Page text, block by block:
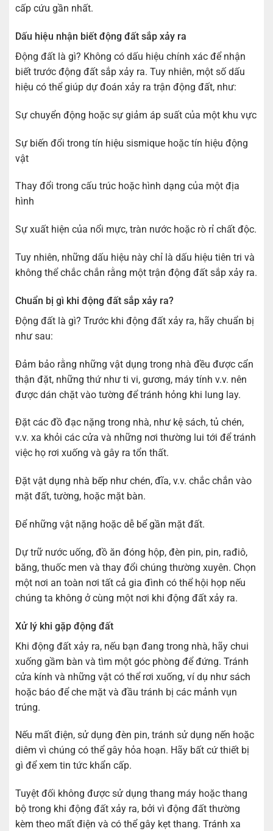
cấp cứu gần nhất.
Dấu hiệu nhận biết động đất sắp xảy ra
Động đất là gì? Không có dấu hiệu chính xác để nhận
biết trước động đất sắp xảy ra. Tuy nhiên, một số dấu
hiệu có thể giúp dự đoán xảy ra trận động đất, như:
Sự chuyển động hoặc sự giảm áp suất của một khu vực
Sự biến đổi trong tín hiệu sismique hoặc tín hiệu động
vật
Thay đổi trong cấu trúc hoặc hình dạng của một địa
hình
Sự xuất hiện của nổi mực, tràn nước hoặc rò rỉ chất độc.
Tuy nhiên, những dấu hiệu này chỉ là dấu hiệu tiên tri và
không thể chắc chắn rằng một trận động đất sắp xảy ra.
Chuẩn bị gì khi động đất sắp xảy ra?
Động đất là gì? Trước khi động đất xảy ra, hãy chuẩn bị
như sau:
Đảm bảo rằng những vật dụng trong nhà đều được cẩn
thận đặt, những thứ như ti vi, gương, máy tính v.v. nên
được dán chặt vào tường để tránh hỏng khi lung lay.
Đặt các đồ đạc nặng trong nhà, như kệ sách, tủ chén,
v.v. xa khỏi các cửa và những nơi thường lui tới để tránh
việc họ rơi xuống và gây ra tổn thất.
Đặt vật dụng nhà bếp như chén, đĩa, v.v. chắc chắn vào
mặt đất, tường, hoặc mặt bàn.
Để những vật nặng hoặc dễ bể gần mặt đất.
Dự trữ nước uống, đồ ăn đóng hộp, đèn pin, pin, rađiô,
băng, thuốc men và thay đổi chúng thường xuyên. Chọn
một nơi an toàn nơi tất cả gia đình có thể hội họp nếu
chúng ta không ở cùng một nơi khi động đất xảy ra.
Xử lý khi gặp động đất
Khi động đất xảy ra, nếu bạn đang trong nhà, hãy chui
xuống gầm bàn và tìm một góc phòng để đứng. Tránh
cửa kính và những vật có thể rơi xuống, ví dụ như sách
hoặc báo để che mặt và đầu tránh bị các mảnh vụn
trúng.
Nếu mất điện, sử dụng đèn pin, tránh sử dụng nến hoặc
diêm vì chúng có thể gây hỏa hoạn. Hãy bất cứ thiết bị
gì để xem tin tức khẩn cấp.
Tuyệt đối không được sử dụng thang máy hoặc thang
bộ trong khi động đất xảy ra, bởi vì động đất thường
kèm theo mất điện và có thể gây kẹt thang. Tránh xa